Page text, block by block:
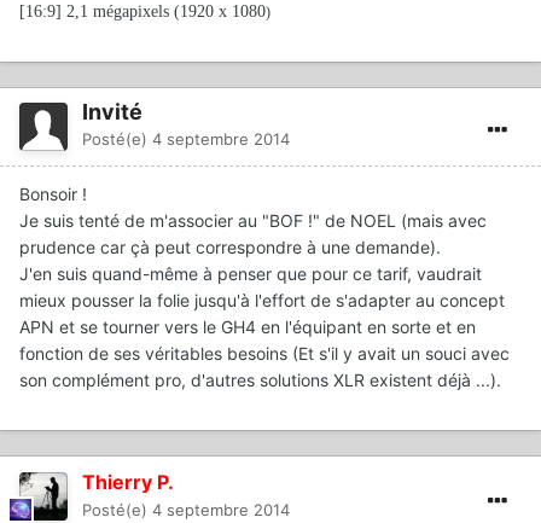
[16:9] 2,1 mégapixels (1920 x 1080)
Invité
Posté(e) 4 septembre 2014
Bonsoir !
Je suis tenté de m'associer au "BOF !" de NOEL (mais avec
prudence car çà peut correspondre à une demande).
J'en suis quand-même à penser que pour ce tarif, vaudrait
mieux pousser la folie jusqu'à l'effort de s'adapter au concept
APN et se tourner vers le GH4 en l'équipant en sorte et en
fonction de ses véritables besoins (Et s'il y avait un souci avec
son complément pro, d'autres solutions XLR existent déjà ...).
Thierry P.
Posté(e) 4 septembre 2014